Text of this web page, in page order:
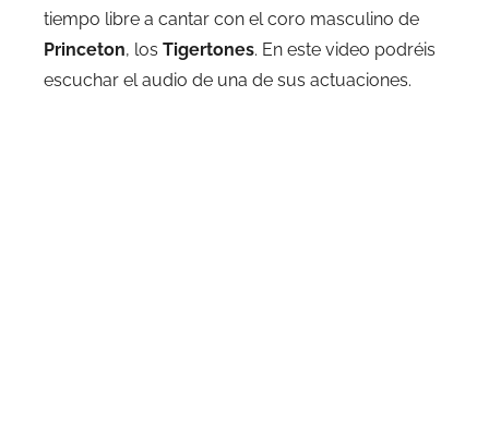
tiempo libre a cantar con el coro masculino de
Princeton, los Tigertones. En este video podréis
escuchar el audio de una de sus actuaciones.